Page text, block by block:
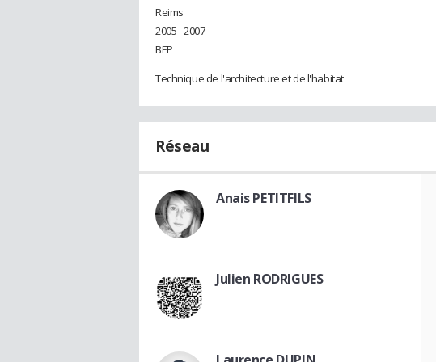
Reims
2005 - 2007
BEP
Technique de l'architecture et de l'habitat
Réseau
Anais PETITFILS
Julien RODRIGUES